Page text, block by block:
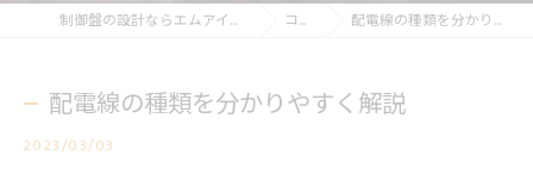
制御盤の設計ならエムアイ電機株式会社 コラム 配電線の種類を分かりやすく解説
配電線の種類を分かりやすく解説
2023/03/03